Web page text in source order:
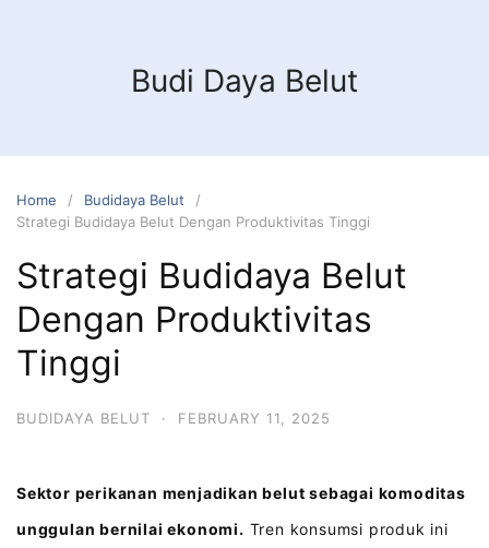
Budi Daya Belut
Home
Budidaya Belut
Strategi Budidaya Belut Dengan Produktivitas Tinggi
Strategi Budidaya Belut
Dengan Produktivitas
Tinggi
BUDIDAYA BELUT · FEBRUARY 11, 2025
Sektor perikanan menjadikan belut sebagai komoditas
unggulan bernilai ekonomi. Tren konsumsi produk ini